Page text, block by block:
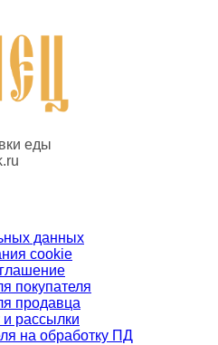
еды
данных
cookie
покупателя
продавца
рассылки
на обработку ПД